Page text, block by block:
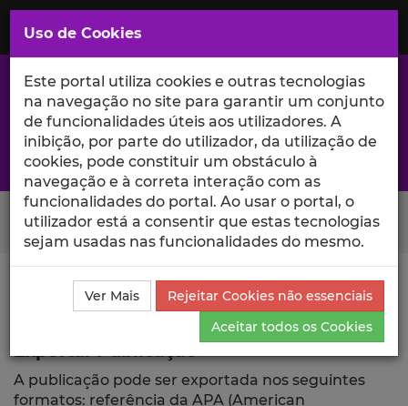
Saltar
para
Conteúdo
Principal
A excelência da investigação e ciência no Iscte
Search Button
Ciência_Iscte Publicações
Descrição Detalhada da
Publicação
Exportar
A publicação pode ser exportada nos seguintes
formatos: referência da APA (American
Uso de Cookies
Este portal utiliza cookies e outras tecnologias
na navegação no site para garantir um conjunto
de funcionalidades úteis aos utilizadores. A
inibição, por parte do utilizador, da utilização de
cookies, pode constituir um obstáculo à
navegação e à correta interação com as
funcionalidades do portal. Ao usar o portal, o
utilizador está a consentir que estas tecnologias
sejam usadas nas funcionalidades do mesmo.
Ver Mais
Rejeitar Cookies não essenciais
Aceitar todos os Cookies